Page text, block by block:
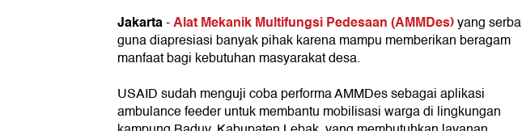
Jakarta-Alat Mekanik Multifungsi Pedesaan (AMMDes)yang serba
guna diapresiasi banyak pihak karena mampu memberikan beragam
manfaat bagi kebutuhan masyarakat desa.
USAID sudah menguji coba performa AMMDes sebagai aplikasi
ambulance feeder untuk membantu mobilisasi warga di lingkungan